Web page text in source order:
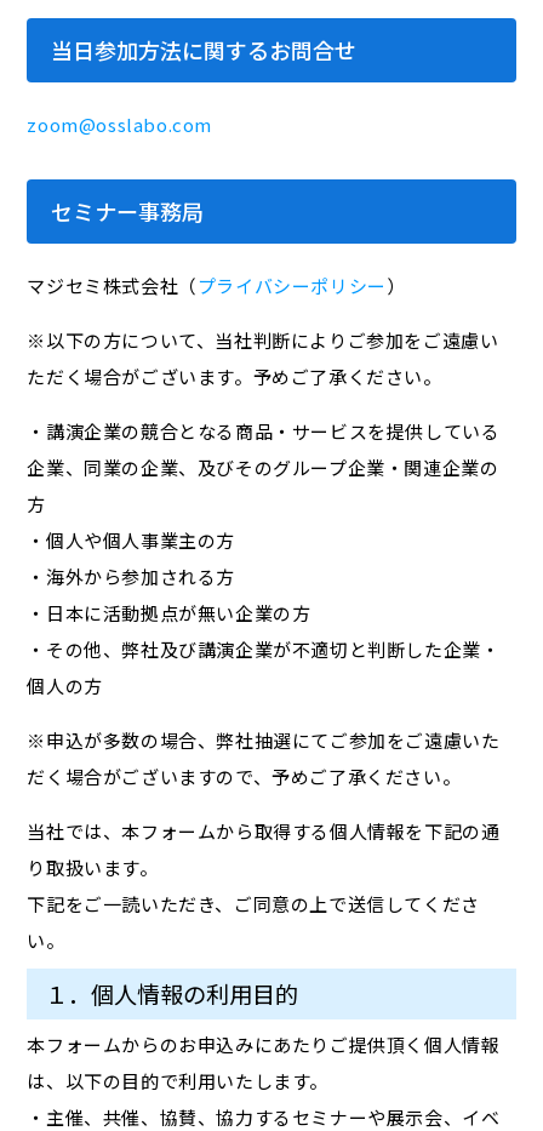
当日参加方法に関するお問合せ
zoom@osslabo.com
セミナー事務局
マジセミ株式会社（プライバシーポリシー）
※以下の方について、当社判断によりご参加をご遠慮い
ただく場合がございます。予めご了承ください。
・講演企業の競合となる商品・サービスを提供している
企業、同業の企業、及びそのグループ企業・関連企業の
方
・個人や個人事業主の方
・海外から参加される方
・日本に活動拠点が無い企業の方
・その他、弊社及び講演企業が不適切と判断した企業・
個人の方
※申込が多数の場合、弊社抽選にてご参加をご遠慮いた
だく場合がございますので、予めご了承ください。
当社では、本フォームから取得する個人情報を下記の通
り取扱います。
下記をご一読いただき、ご同意の上で送信してくださ
い。
１．個人情報の利用目的
本フォームからのお申込みにあたりご提供頂く個人情報
は、以下の目的で利用いたします。
・主催、共催、協賛、協力するセミナーや展示会、イベ